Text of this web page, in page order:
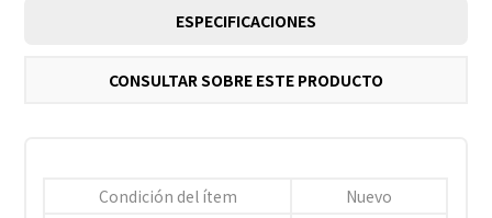
ESPECIFICACIONES
CONSULTAR SOBRE ESTE PRODUCTO
Condición del ítem
Nuevo